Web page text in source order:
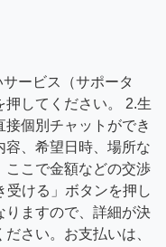
ービス（サポータ
してください。 2.生
個別チャットができ
容、希望日時、場所な
ここで金額などの交渉
受ける」ボタンを押し
りますので、詳細が決
さい。お支払いは、